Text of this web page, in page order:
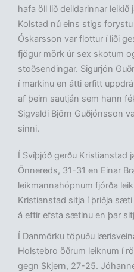
hafa öll lið deildarinnar
Kolstad nú eins stigs
Óskarsson var flottur í liði
fjögur mörk úr sex skotum
stoðsendingar. Sigurjón
í markinu en átti erfitt
af þeim sautján sem hann
Sigvaldi Björn Guðjónsson
sinni.
Í Svíþjóð gerðu Kristianstad
Önnereds, 31-31 en Einar
leikmannahópnum fjórða
Kristianstad sitja í þriðja
á eftir efsta sætinu en þar
Í Danmörku töpuðu
Holstebro öðrum leiknum í
gegn Skjern, 27-25.